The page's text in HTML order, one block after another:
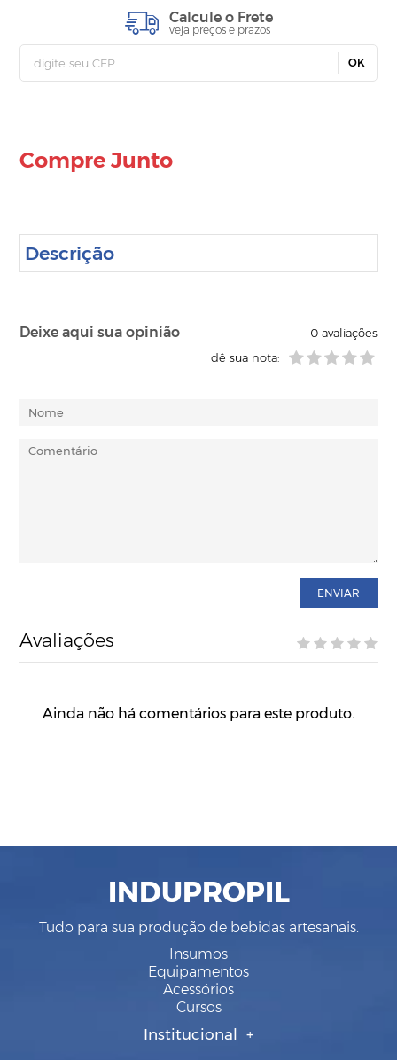
Calcule o Frete
veja preços e prazos
OK
Compre Junto
Descrição
Deixe aqui sua opinião 0avaliações
dê sua nota:
ENVIAR
Avaliações
Ainda não há comentários para este produto.
INDUPROPIL
Tudo para sua produção de bebidas artesanais.
Insumos
Equipamentos
Acessórios
Cursos
Institucional